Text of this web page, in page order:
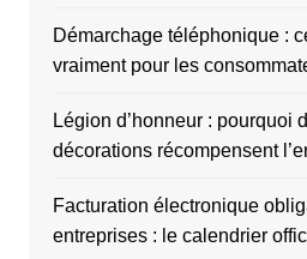
Démarchage téléphonique :
vraiment pour les
Légion d’honneur : pourquoi
décorations récompensent
Facturation électronique
entreprises : le calendrier